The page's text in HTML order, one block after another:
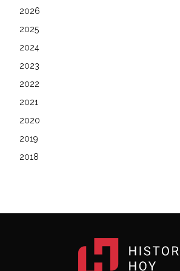
2026
2025
2024
2023
2022
2021
2020
2019
2018